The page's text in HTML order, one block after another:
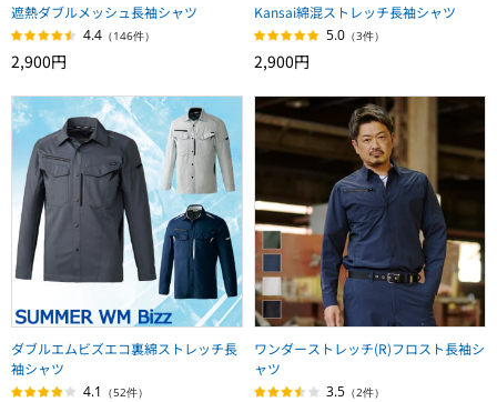
遮熱ダブルメッシュ長袖シャツ
4.4 （146件）
2,900円
Kansai綿混ストレッチ長袖シャツ
5.0 （3件）
2,900円
ダブルエムビズエコ裏綿ストレッチ長
袖シャツ
4.1 （52件）
ワンダーストレッチ(R)フロスト長袖シ
ャツ
3.5 （2件）